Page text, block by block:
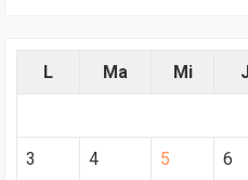
L Ma Mi
3 4 5 6